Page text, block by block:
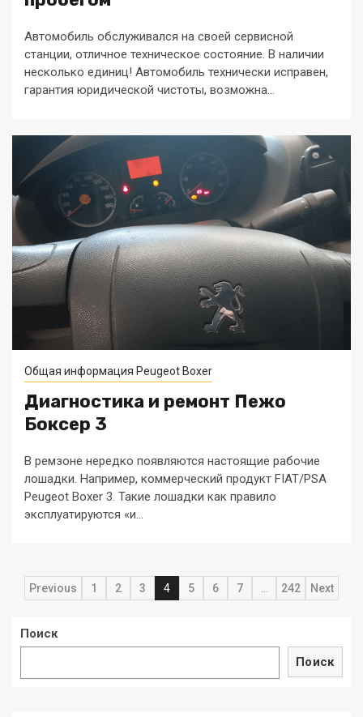
Автомобиль обслуживался на своей сервисной
станции, отличное техническое состояние. В наличии
несколько единиц! Автомобиль технически исправен,
гарантия юридической чистоты, возможна...
Общая информация Peugeot Boxer
Диагностика и ремонт Пежо
Боксер 3
В ремзоне нередко появляются настоящие рабочие
лошадки. Например, коммерческий продукт FIAT/PSA
Peugeot Boxer 3. Такие лошадки как правило
эксплуатируются «и...
Навигация
записям
Previous 1 2 3 4 5 6 7 242 Next
Поиск
Поиск